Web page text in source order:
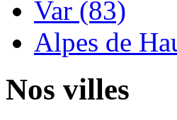
Var (83)
Alpes de
Nos villes